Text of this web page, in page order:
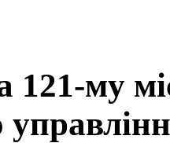
му